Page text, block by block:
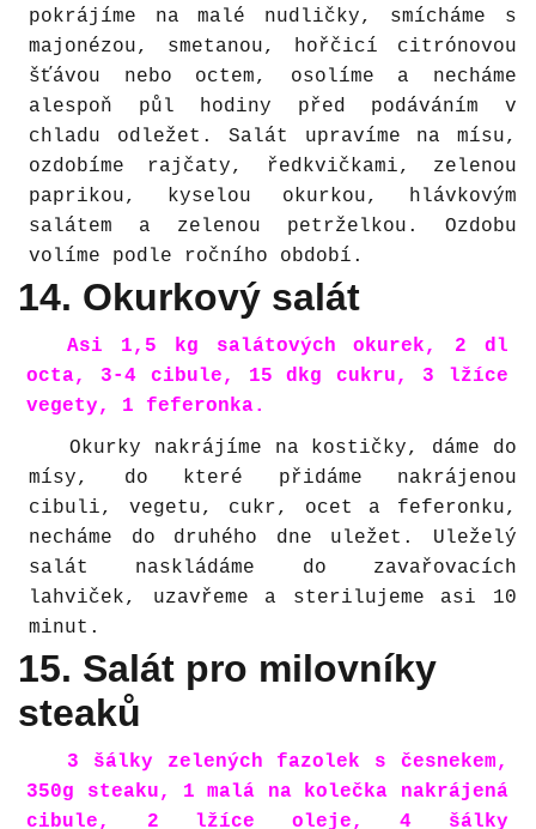
pokrájíme na malé nudličky, smícháme s
majonézou, smetanou, hořčicí citrónovou
šťávou nebo octem, osolíme a necháme
alespoň půl hodiny před podáváním v
chladu odležet. Salát upravíme na mísu,
ozdobíme rajčaty, ředkvičkami, zelenou
paprikou, kyselou okurkou, hlávkovým
salátem a zelenou petrželkou. Ozdobu
volíme podle ročního období.
14. Okurkový salát
Asi 1,5 kg salátových okurek, 2 dl
octa, 3-4 cibule, 15 dkg cukru, 3 lžíce
vegety, 1 feferonka.
Okurky nakrájíme na kostičky, dáme do
mísy, do které přidáme nakrájenou
cibuli, vegetu, cukr, ocet a feferonku,
necháme do druhého dne uležet. Uleželý
salát naskládáme do zavařovacích
lahviček, uzavřeme a sterilujeme asi 10
minut.
15. Salát pro milovníky
steaků
3 šálky zelených fazolek s česnekem,
350g steaku, 1 malá na kolečka nakrájená
cibule, 2 lžíce oleje, 4 šálky